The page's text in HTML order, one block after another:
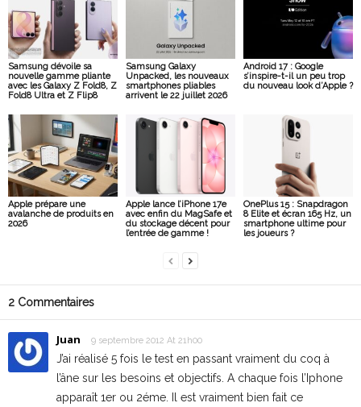
Samsung dévoile sa
nouvelle gamme pliante
avec les Galaxy Z Fold8, Z
Fold8 Ultra et Z Flip8
Samsung Galaxy
Unpacked, les nouveaux
smartphones pliables
arrivent le 22 juillet 2026
Android 17 : Google
s’inspire-t-il un peu trop
du nouveau look d’Apple ?
Apple prépare une
avalanche de produits en
2026
Apple lance l’iPhone 17e
avec enfin du MagSafe et
du stockage décent pour
l’entrée de gamme !
OnePlus 15 : Snapdragon
8 Elite et écran 165 Hz, un
smartphone ultime pour
les joueurs ?
2 Commentaires
Juan 9 septembre 2012 At 21h00
J’ai réalisé 5 fois le test en passant vraiment du coq à
l’âne sur les besoins et objectifs. A chaque fois l’Iphone
apparaît 1er ou 2éme. Il est vraiment bien fait ce